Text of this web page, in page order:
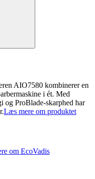
AIO7580 kombinerer en
i ét. Med
og ProBlade-skarphed har
Læs mere om produktet
om EcoVadis